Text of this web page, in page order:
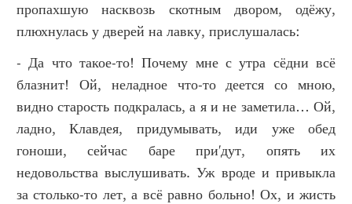
пропахшую насквозь скотным двором, одёжу,
плюхнулась у дверей на лавку, прислушалась:
- Да что такое-то! Почему мне с утра сёдни всё
блазнит! Ой, неладное что-то деется со мною,
видно старость подкралась, а я и не заметила… Ой,
ладно, Клавдея, придумывать, иди уже обед
гоноши, сейчас баре при'дут, опять их
недовольства выслушивать. Уж вроде и привыкла
за столько-то лет, а всё равно больно! Ох, и жисть